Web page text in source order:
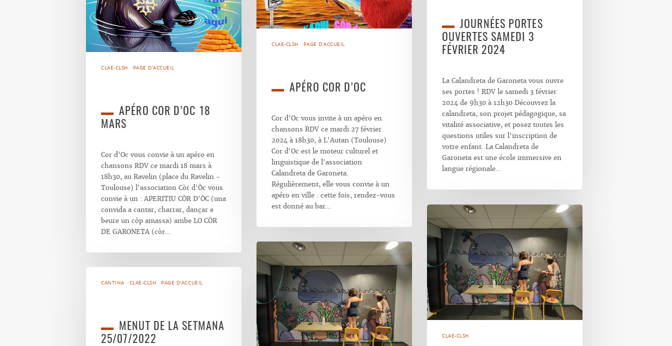
CLAE-CLSH PAGE D'ACCUEIL
APÉRO COR D’OC 18
MARS
Cor d'Oc vous convie à un apéro en
chansons RDV ce mardi 18 mars à
18h30, au Ravelin (place du Ravelin -
Toulouse) l'association Còr d'Òc vous
convie à un : APERITIU CÒR D'ÒC (una
convida a cantar, charrar, dançar e
beure un còp amassa) ambe LO CÒR
DE GARONETA (còr…
CLAE-CLSH PAGE D'ACCUEIL
APÉRO COR D’OC
Cor d'Oc vous invite à un apéro en
chansons RDV ce mardi 27 février
2024 à 18h30, à L'Autan (Toulouse)
Cor d'Oc est le moteur culturel et
linguistique de l'association
Calandreta de Garoneta.
Régulièrement, elle vous convie à un
apéro en ville : cette fois, rendez-vous
est donné au bar…
JOURNÉES PORTES
OUVERTES SAMEDI 3
FÉVRIER 2024
La Calandreta de Garoneta vous ouvre
ses portes ! RDV le samedi 3 février
2024 de 9h30 à 12h30 Découvrez la
calandreta, son projet pédagogique, sa
vitalité associative, et posez toutes les
questions utiles sur l'inscription de
votre enfant. La Calandreta de
Garoneta est une école immersive en
langue régionale…
CLAE-CLSH
CANTINA CLAE-CLSH PAGE D'ACCUEIL
MENUT DE LA SETMANA
25/07/2022